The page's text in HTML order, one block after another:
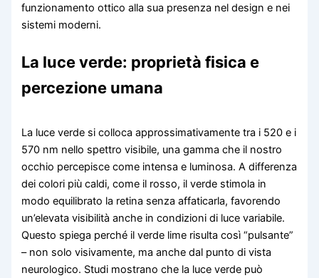
funzionamento ottico alla sua presenza nel design e nei
sistemi moderni.
La luce verde: proprietà fisica e
percezione umana
La luce verde si colloca approssimativamente tra i 520 e i
570 nm nello spettro visibile, una gamma che il nostro
occhio percepisce come intensa e luminosa. A differenza
dei colori più caldi, come il rosso, il verde stimola in
modo equilibrato la retina senza affaticarla, favorendo
un’elevata visibilità anche in condizioni di luce variabile.
Questo spiega perché il verde lime risulta così “pulsante”
– non solo visivamente, ma anche dal punto di vista
neurologico. Studi mostrano che la luce verde può